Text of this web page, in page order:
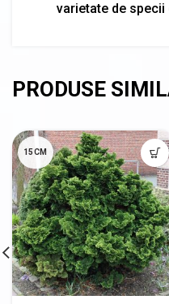
varietate de specii
15CM